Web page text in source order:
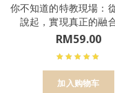
你不知道的特教現場：
說起，實現真正的融
RM59.00
加入购物车